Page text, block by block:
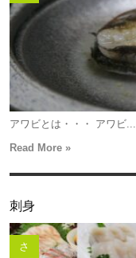
アワビとは・・・ アワビ...
Read More »
刺身
さ